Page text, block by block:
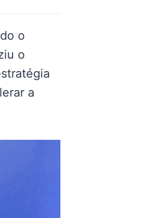
o
o
a